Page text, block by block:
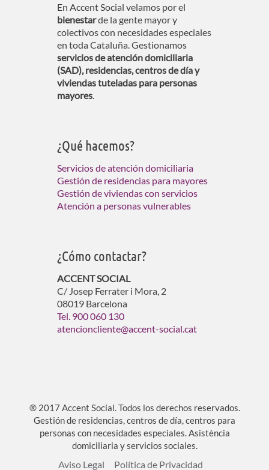
En Accent Social velamos por el
bienestarde la gente mayor y
colectivos con necesidades especiales
en toda Cataluña. Gestionamos
servicios de atención domiciliaria
(SAD), residencias, centros de día y
viviendas tuteladas para personas
mayores
¿Qué hacemos?
Servicios de atención domiciliaria
Gestión de residencias para mayores
Gestión de viviendas con servicios
Atención a personas vulnerables
¿Cómo contactar?
ACCENT SOCIAL
C/ Josep Ferrater i Mora, 2
08019 Barcelona
Tel. 900 060 130
atencioncliente@accent-social.cat
® 2017 Accent Social. Todos los derechos reservados.
Gestión de residencias, centros de día, centros para
personas con necesidades especiales. Asistència
domiciliaria y servicios sociales.
Aviso Legal Política de Privacidad